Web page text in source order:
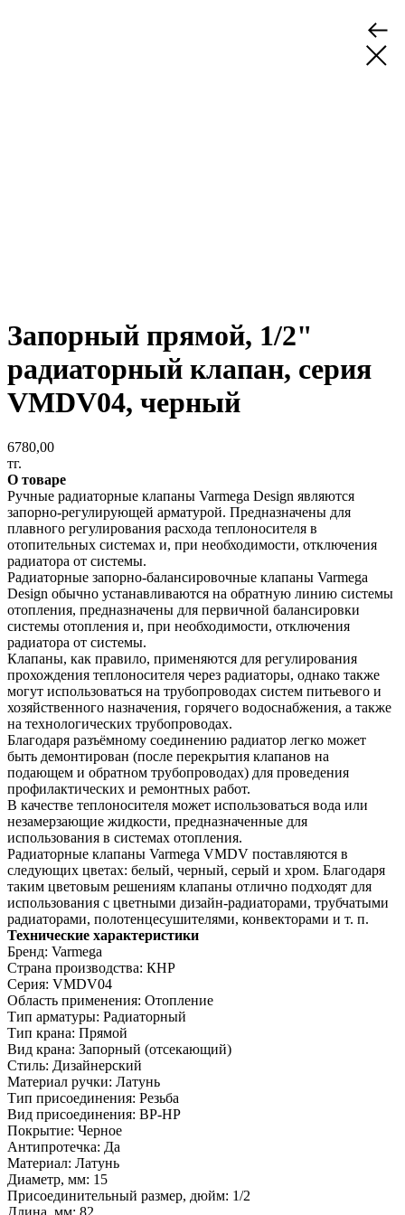
Запорный прямой, 1/2"
радиаторный клапан, серия
VMDV04, черный
6780,00
тг.
О товаре
Ручные радиаторные клапаны Varmega Design являются
запорно-регулирующей арматурой. Предназначены для
плавного регулирования расхода теплоносителя в
отопительных системах и, при необходимости, отключения
радиатора от системы.
Радиаторные запорно-балансировочные клапаны Varmega
Design обычно устанавливаются на обратную линию системы
отопления, предназначены для первичной балансировки
системы отопления и, при необходимости, отключения
радиатора от системы.
Клапаны, как правило, применяются для регулирования
прохождения теплоносителя через радиаторы, однако также
могут использоваться на трубопроводах систем питьевого и
хозяйственного назначения, горячего водоснабжения, а также
на технологических трубопроводах.
Благодаря разъёмному соединению радиатор легко может
быть демонтирован (после перекрытия клапанов на
подающем и обратном трубопроводах) для проведения
профилактических и ремонтных работ.
В качестве теплоносителя может использоваться вода или
незамерзающие жидкости, предназначенные для
использования в системах отопления.
Радиаторные клапаны Varmega VMDV поставляются в
следующих цветах: белый, черный, серый и хром. Благодаря
таким цветовым решениям клапаны отлично подходят для
использования с цветными дизайн-радиаторами, трубчатыми
радиаторами, полотенцесушителями, конвекторами и т. п.
Технические характеристики
Бренд: Varmega
Страна производства: КНР
Серия: VMDV04
Область применения: Отопление
Тип арматуры: Радиаторный
Тип крана: Прямой
Вид крана: Запорный (отсекающий)
Стиль: Дизайнерский
Материал ручки: Латунь
Тип присоединения: Резьба
Вид присоединения: ВР-НР
Покрытие: Черное
Антипротечка: Да
Материал: Латунь
Диаметр, мм: 15
Присоединительный размер, дюйм: 1/2
Длина, мм: 82